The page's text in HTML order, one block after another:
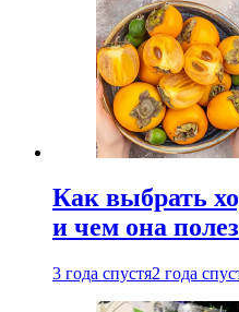
Как выбрать
и чем она
3 года спустя2 года